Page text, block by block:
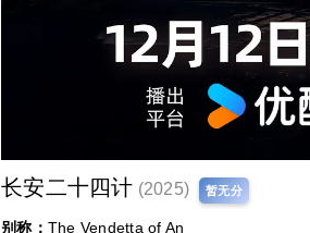
长安二十四计 (2025) 暂无分
别称： The Vendetta of An